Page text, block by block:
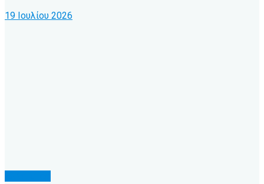
19 Ιουλίου 2026